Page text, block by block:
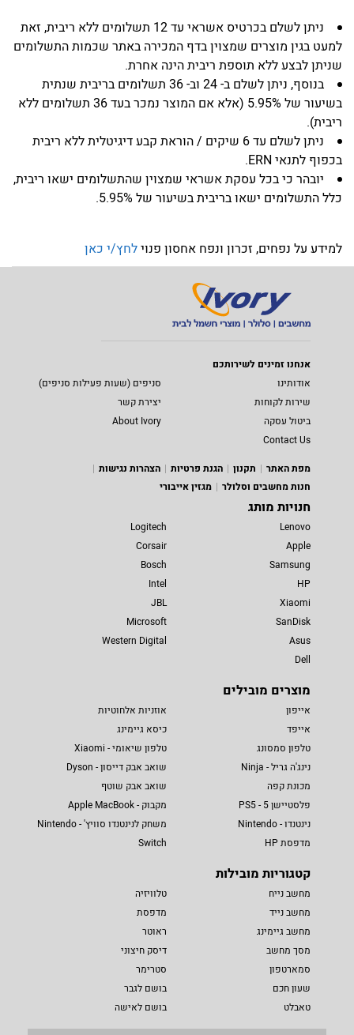
ניתן לשלם בכרטיס אשראי עד 12 תשלומים ללא ריבית, זאת
למעט בגין מוצרים שמצוין בדף המכירה באתר שכמות התשלומים
שניתן לבצע ללא תוספת ריבית הינה אחרת.
בנוסף, ניתן לשלם ב- 24 וב- 36 תשלומים בריבית שנתית
בשיעור של 5.95% (אלא אם המוצר נמכר בעד 36 תשלומים ללא
ריבית).
ניתן לשלם עד 6 שיקים / הוראת קבע דיגיטלית ללא ריבית
בכפוף לתנאי ERN.
יובהר כי בכל עסקת אשראי שמצוין שהתשלומים ישאו ריבית,
כלל התשלומים ישאו בריבית בשיעור של 5.95%.
למידע על נפחים, זכרון ונפח אחסון פנוילחץ/י כאן
אנחנו זמינים לשירותכם
אודותינו
סניפים (שעות פעילות סניפים)
שירות לקוחות
יצירת קשר
ביטול עסקה
About Ivory
Contact Us
מפת האתר
תקנון הגנת פרטיות
הצהרות נגישות
חנות מחשבים וסלולר
מגזין אייבורי
חנויות מותג
Lenovo
Apple
Samsung
HP
Xiaomi
SanDisk
Asus
Dell
Logitech
Corsair
Bosch
Intel
JBL
Microsoft
Western Digital
מוצרים מובילים
אייפון
אייפד
טלפון סמסונג
נינג'ה גריל - Ninja
מכונת קפה
פלסטיישן 5 - PS5
נינטנדו - Nintendo
מדפסת HP
אוזניות אלחוטיות
כיסא גיימינג
טלפון שיאומי - Xiaomi
שואב אבק דייסון - Dyson
שואב אבק שוטף
מקבוק - Apple MacBook
משחק לנינטנדו סוויץ' - Nintendo
Switch
קטגוריות מובילות
מחשב נייח
מחשב נייד
מחשב גיימינג
מסך מחשב
סמארטפון
שעון חכם
טאבלט
טלוויזיה
מדפסת
ראוטר
דיסק חיצוני
סטרימר
בושם לגבר
בושם לאישה